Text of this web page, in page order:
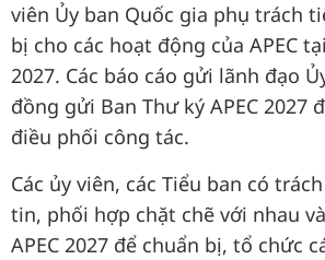
viên Ủy ban Quốc gia phụ trách
bị cho các hoạt động của APEC
2027. Các báo cáo gửi lãnh đạo
đồng gửi Ban Thư ký APEC 2027
điều phối công tác.
Các ủy viên, các Tiểu ban có
tin, phối hợp chặt chẽ với nhau
APEC 2027 để chuẩn bị, tổ chức